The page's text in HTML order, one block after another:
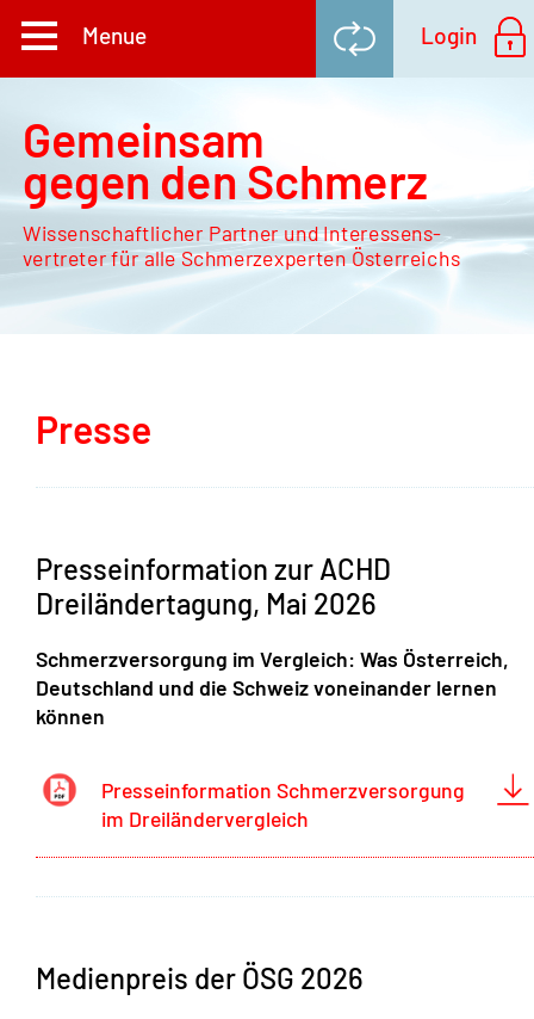
Gemeinsam
gegen den Schmerz
Wissenschaftlicher Partner und Interessens-
vertreter für alle Schmerzexperten Österreichs
Presse
Presseinformation zur ACHD
Dreiländertagung, Mai 2026
Schmerzversorgung im Vergleich: Was Österreich,
Deutschland und die Schweiz voneinander lernen
können
Presseinformation Schmerzversorgung
im Dreiländervergleich
Medienpreis der ÖSG 2026